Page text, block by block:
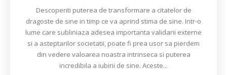
Descoperiti puterea de transformare a citatelor de
dragoste de sine in timp ce va aprind stima de sine. Intr-o
lume care subliniaza adesea importanta validarii externe
si a asteptarilor societatii, poate fi prea usor sa pierdem
din vedere valoarea noastra intrinseca si puterea
incredibila a iubirii de sine. Aceste...